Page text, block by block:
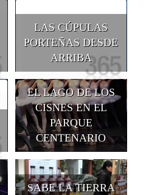
LAS CÚPULAS
PORTEÑAS DESDE
ARRIBA
EL LAGO DE LOS
CISNES EN EL
PARQUE
CENTENARIO
SABE LA TIERRA